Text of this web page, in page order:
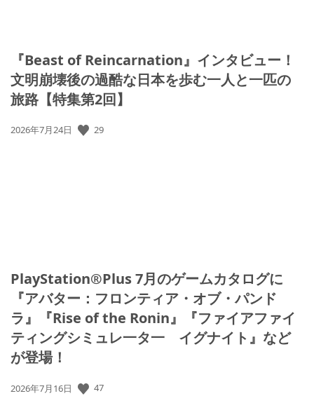
『Beast of Reincarnation』インタビュー！
文明崩壊後の過酷な日本を歩む一人と一匹の
旅路【特集第2回】
公
2026年7月24日 29
PlayStation®Plus 7月のゲームカタログに
『アバター：フロンティア・オブ・パンド
ラ』『Rise of the Ronin』『ファイアファイ
ティングシミュレ一タ一 イグナイト』など
が登場！
公
2026年7月16日 47